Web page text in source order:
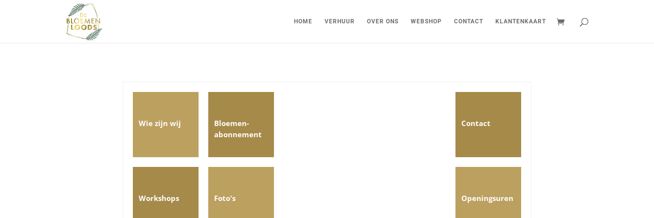
HOME VERHUUR OVER ONS WEBSHOP CONTACT KLANTENKAART
Wie zijn wij
Bloemen-
abonnement
Contact
Workshops Foto's Openingsuren